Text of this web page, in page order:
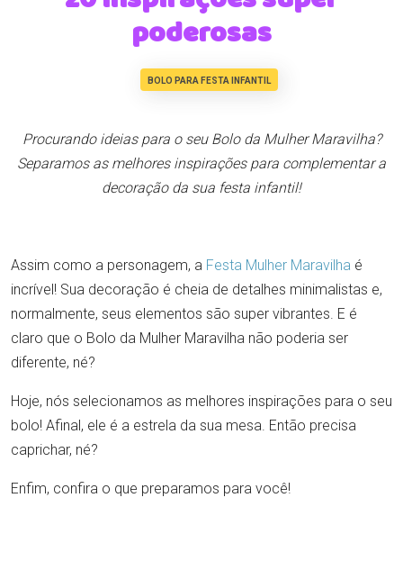
poderosas
BOLO PARA FESTA INFANTIL
Procurando ideias para o seu Bolo da Mulher Maravilha?
Separamos as melhores inspirações para complementar a
decoração da sua festa infantil!
Assim como a personagem, a Festa Mulher Maravilha é
incrível! Sua decoração é cheia de detalhes minimalistas e,
normalmente, seus elementos são super vibrantes. E é
claro que o Bolo da Mulher Maravilha não poderia ser
diferente, né?
Hoje, nós selecionamos as melhores inspirações para o seu
bolo! Afinal, ele é a estrela da sua mesa. Então precisa
caprichar, né?
Enfim, confira o que preparamos para você!